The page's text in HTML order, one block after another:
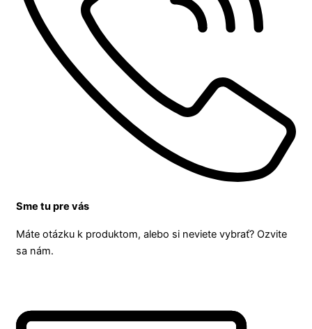
Sme tu pre vás
Máte otázku k produktom, alebo si neviete vybrať? Ozvite
sa nám.